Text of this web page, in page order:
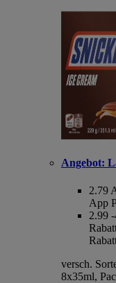
Angebot:
2.79
App
2.99
versch.
8x35ml,